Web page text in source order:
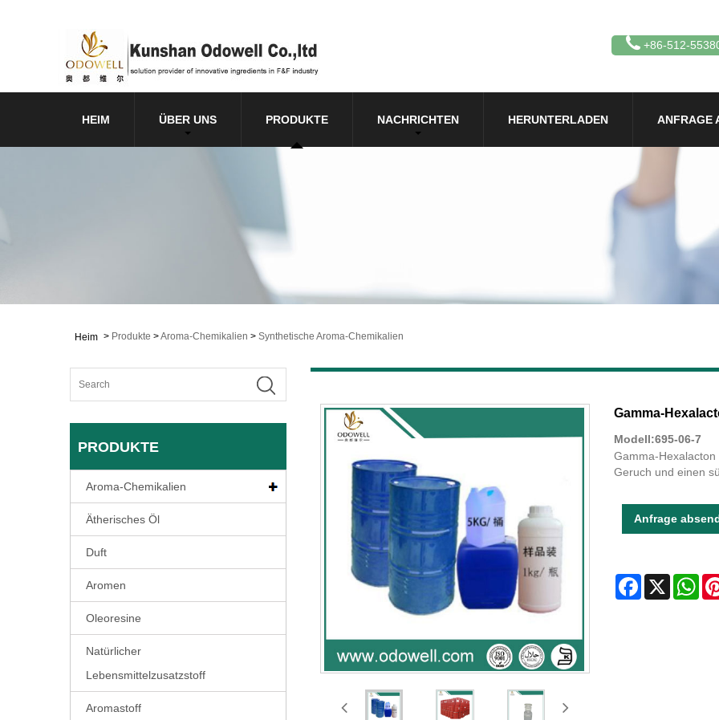
+86-512-
HEIM ÜBER UNS PRODUKTE NACHRICHTEN HERUNTERLADEN ANFRAGE
Heim > Produkte >Aroma-Chemikalien > Synthetische Aroma-Chemikalien
PRODUKTE
Aroma-Chemikalien
Ätherisches Öl
Duft
Aromen
Oleoresine
Natürlicher
Lebensmittelzusatzstoff
Aromastoff
Gamma-
Modell:695-06-7
Gamma-
Geruch und einen
Anfrage
Facebook
X